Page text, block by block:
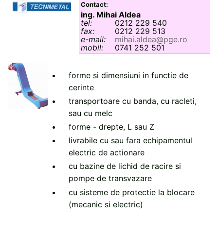
Contact:
ing. Mihai Aldea
tel
0212 229 540
fax
0212 229 513
e-mail
mihai.aldea@pge.ro
mobil
0741 252 501
forme si dimensiuni in functie de
cerinte
transportoare cu banda, cu racleti,
sau cu melc
forme - drepte, L sau Z
livrabile cu sau fara echipamentul
electric de actionare
cu bazine de lichid de racire si
pompe de transvazare
cu sisteme de protectie la blocare
(mecanic si electric)